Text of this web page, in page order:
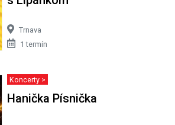
Trnava
1 termín
Koncerty >
Hanička Písnička